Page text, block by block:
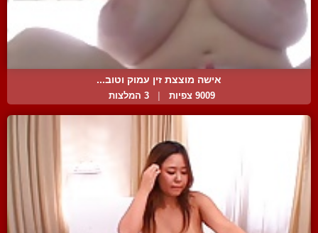
אישה מוצצת זין עמוק וטוב...
9009 צפיות 3 המלצות